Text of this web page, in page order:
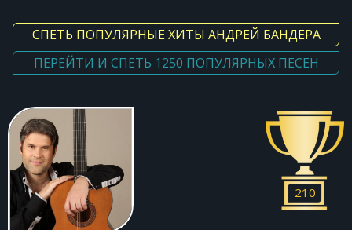
СПЕТЬ ПОПУЛЯРНЫЕ ХИТЫ АНДРЕЙ БАНДЕРА
ПЕРЕЙТИ И СПЕТЬ 1250 ПОПУЛЯРНЫХ ПЕСЕН
210